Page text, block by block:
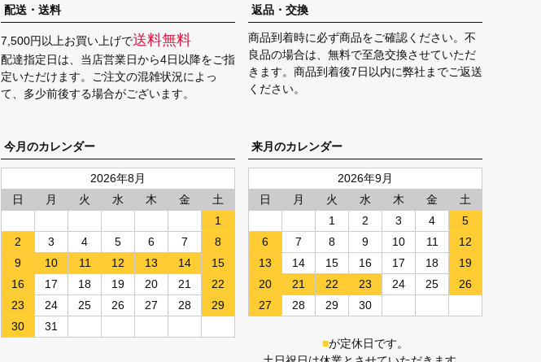
ップ
へ
配送・送料
7,500円以上お買い上げで送料無料
配達指定日は、当店営業日から4日以降をご指
定いただけます。ご注文の混雑状況によっ
て、多少前後する場合がございます。
返品・交換
商品到着時に必ず商品をご確認ください。不
良品の場合は、無料で至急交換させていただ
きます。商品到着後7日以内に弊社までご返送
ください。
今月のカレンダー
2026年8月
日
月 火 水 木 金
土
1
2
3 4 5 6 7
8
9
10 11 12 13 14
15
16
17 18 19 20 21
22
23
24 25 26 27 28
29
30
31
来月のカレンダー
2026年9月
日
月 火 水 木 金
土
1
2 3 4
5
6
7 8 9 10 11
12
13
14 15 16 17 18
19
20
21 22 23 24 25
26
27
28 29 30
■が定休日です。